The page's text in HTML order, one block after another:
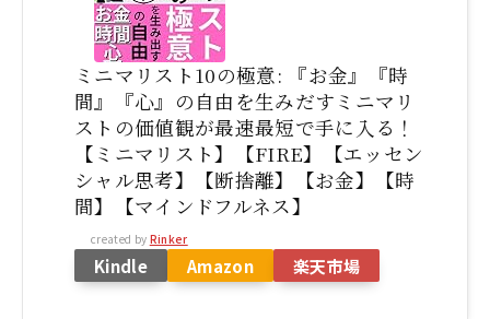
ミニマリスト10の極意: 『お金』『時
間』『心』の自由を生みだすミニマリ
ストの価値観が最速最短で手に入る！
【ミニマリスト】【FIRE】【エッセン
シャル思考】【断捨離】【お金】【時
間】【マインドフルネス】
created by Rinker
Kindle Amazon 楽天市場